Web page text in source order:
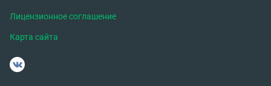
Лицензионное соглашение
Карта сайта